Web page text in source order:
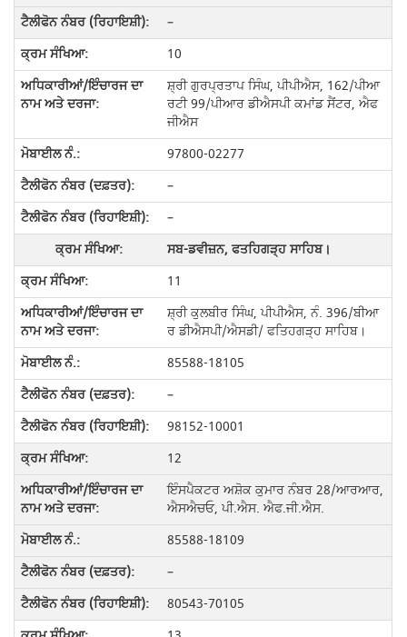
–
10
ਸ਼੍ਰੀ ਗੁਰਪ੍ਰਤਾਪ ਸਿੰਘ, ਪੀਪੀਐਸ, 162/ਪੀਆ
ਰਟੀ 99/ਪੀਆਰ ਡੀਐਸਪੀ ਕਮਾਂਡ ਸੈਂਟਰ, ਐਫ
ਜੀਐਸ
97800-02277
–
–
ਸਬ-ਡਵੀਜ਼ਨ, ਫਤਹਿਗੜ੍ਹ ਸਾਹਿਬ।
11
ਸ਼੍ਰੀ ਕੁਲਬੀਰ ਸਿੰਘ, ਪੀਪੀਐਸ, ਨੰ. 396/ਬੀਆ
ਰ ਡੀਐਸਪੀ/ਐਸਡੀ/ ਫਤਿਹਗੜ੍ਹ ਸਾਹਿਬ।
85588-18105
–
98152-10001
12
ਇੰਸਪੈਕਟਰ ਅਸ਼ੋਕ ਕੁਮਾਰ ਨੰਬਰ 28/ਆਰਆਰ,
ਐਸਐਚਓ, ਪੀ.ਐਸ. ਐਫ.ਜੀ.ਐਸ.
85588-18109
–
80543-70105